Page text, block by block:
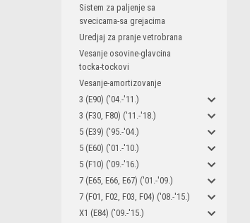
Sistem za paljenje sa
svecicama-sa grejacima
Uredjaj za pranje vetrobrana
Vesanje osovine-glavcina
tocka-tockovi
Vesanje-amortizovanje
3 (E90) ('04.-'11.)
3 (F30, F80) ('11.-'18.)
5 (E39) ('95.-'04.)
5 (E60) ('01.-'10.)
5 (F10) ('09.-'16.)
7 (E65, E66, E67) ('01.-'09.)
7 (F01, F02, F03, F04) ('08.-'15.)
X1 (E84) ('09.-'15.)